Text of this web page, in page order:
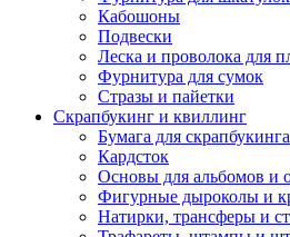
Кабошоны
Подвески
Леска и проволока для
Фурнитура для сумок
Стразы и пайетки
Скрапбукинг и квиллинг
Бумага для
Кардсток
Основы для альбомов и
Фигурные дыроколы и
Натирки, трансферы и